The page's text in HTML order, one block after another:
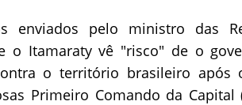
enviados pelo ministro das
o Itamaraty vê "risco" de o
o território brasileiro após
Primeiro Comando da Capital